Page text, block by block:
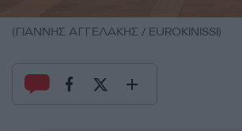
(ΓΙΑΝΝΗΣ ΑΓΓΕΛΑΚΗΣ / EUROKINISSI)